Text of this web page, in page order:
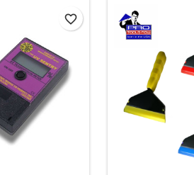
favorite_border